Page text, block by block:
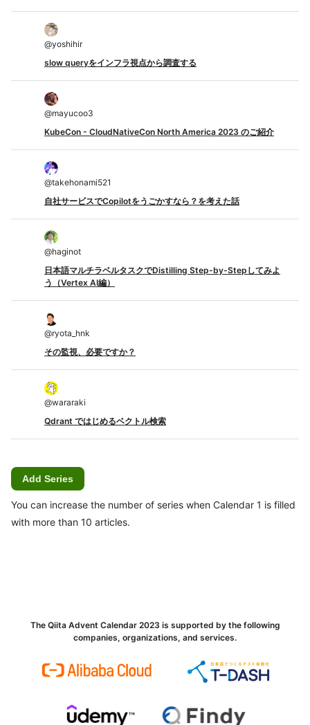
@yoshihir
slow queryをインフラ視点から調査する
@mayucoo3
KubeCon - CloudNativeCon North America 2023 のご紹介
@takehonami521
自社サービスでCopilotをうごかすなら？を考えた話
@haginot
日本語マルチラベルタスクでDistilling Step-by-Stepしてみよ
う（Vertex AI編）
@ryota_hnk
その監視、必要ですか？
@wararaki
Qdrant ではじめるベクトル検索
Add Series
You can increase the number of series when Calendar 1 is filled
with more than 10 articles.
The Qiita Advent Calendar 2023 is supported by the following
companies, organizations, and services.